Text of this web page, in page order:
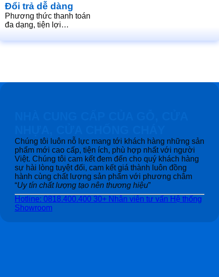
Đổi trả dễ dàng
Phương thức thanh toán
đa dạng, tiện lợi…
Chúng tôi luôn nỗ lực mang tới khách hàng những sản
phẩm mới cao cấp, tiện ích, phù hợp nhất với người
Việt. Chúng tôi cam kết đem đến cho quý khách hàng
sự hài lòng tuyệt đối, cam kết giá thành luôn đồng
hành cùng chất lượng sản phẩm với phương châm
“Uy tín chất lượng tạo nên thương hiệu”
Hotline: 0818.400.400 30+ Nhân viên tư vấn Hệ thống
Showroom